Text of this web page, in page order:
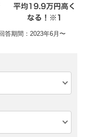
答期間：2023年6月〜